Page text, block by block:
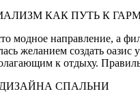
КАК ПУТЬ К
модное направление, а
желанием создать
к отдыху.
СПАЛЬНИ